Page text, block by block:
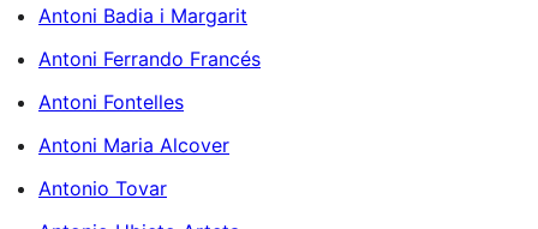
Antoni Badia i Margarit
Antoni Ferrando Francés
Antoni Fontelles
Antoni Maria Alcover
Antonio Tovar